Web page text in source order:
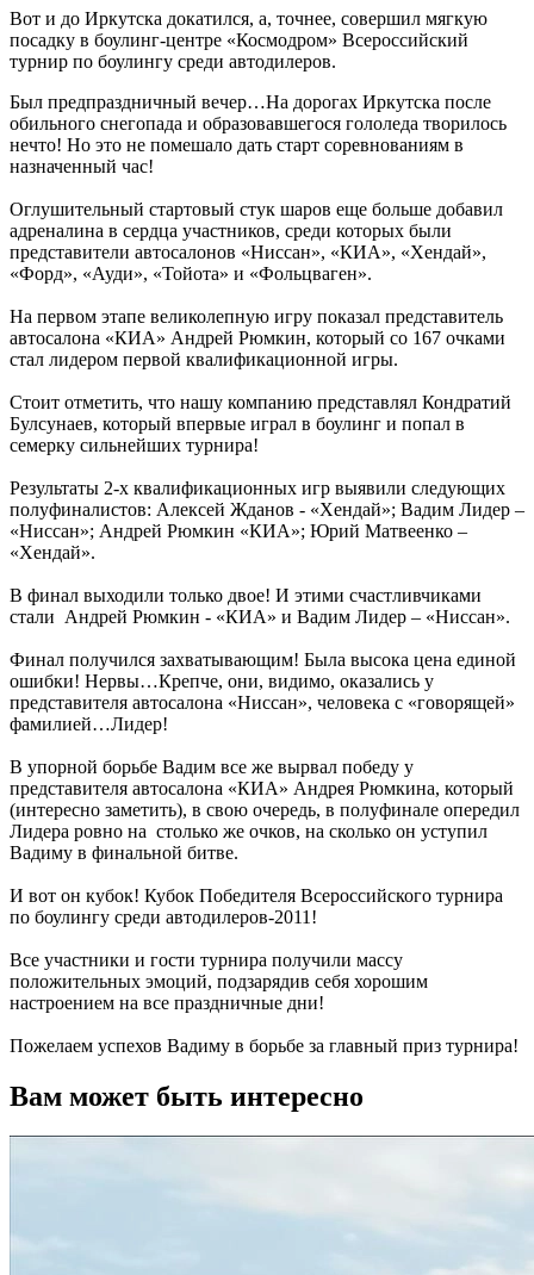
Вот и до Иркутска докатился, а, точнее, совершил мягкую
посадку в боулинг-центре «Космодром» Всероссийский
турнир по боулингу среди автодилеров.
Был предпраздничный вечер…На дорогах Иркутска после
обильного снегопада и образовавшегося гололеда творилось
нечто! Но это не помешало дать старт соревнованиям в
назначенный час!
Оглушительный стартовый стук шаров еще больше добавил
адреналина в сердца участников, среди которых были
представители автосалонов «Ниссан», «КИА», «Хендай»,
«Форд», «Ауди», «Тойота» и «Фольцваген».
На первом этапе великолепную игру показал представитель
автосалона «КИА» Андрей Рюмкин, который со 167 очками
стал лидером первой квалификационной игры.
Стоит отметить, что нашу компанию представлял Кондратий
Булсунаев, который впервые играл в боулинг и попал в
семерку сильнейших турнира!
Результаты 2-х квалификационных игр выявили следующих
полуфиналистов: Алексей Жданов - «Хендай»; Вадим Лидер –
«Ниссан»; Андрей Рюмкин «КИА»; Юрий Матвеенко –
«Хендай».
В финал выходили только двое! И этими счастливчиками
стали Андрей Рюмкин - «КИА» и Вадим Лидер – «Ниссан».
Финал получился захватывающим! Была высока цена единой
ошибки! Нервы…Крепче, они, видимо, оказались у
представителя автосалона «Ниссан», человека с «говорящей»
фамилией…Лидер!
В упорной борьбе Вадим все же вырвал победу у
представителя автосалона «КИА» Андрея Рюмкина, который
(интересно заметить), в свою очередь, в полуфинале опередил
Лидера ровно на столько же очков, на сколько он уступил
Вадиму в финальной битве.
И вот он кубок! Кубок Победителя Всероссийского турнира
по боулингу среди автодилеров-2011!
Все участники и гости турнира получили массу
положительных эмоций, подзарядив себя хорошим
настроением на все праздничные дни!
Пожелаем успехов Вадиму в борьбе за главный приз турнира!
Вам может быть интересно